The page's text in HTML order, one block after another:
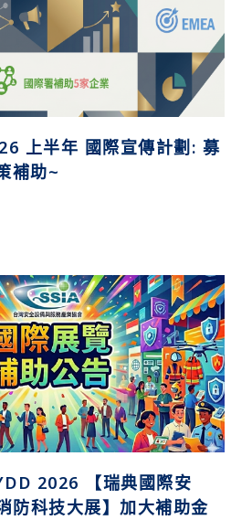
上半年 國際宣傳計劃: 募
補助~
2026 【瑞典國際安
防科技大展】加大補助金